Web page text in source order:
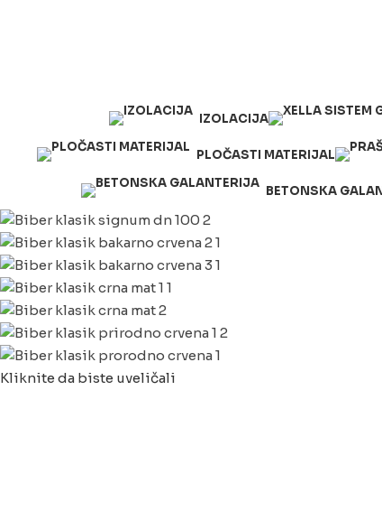
IZOLACIJA
PLOČASTI MATERIJAL
BETONSKA
Kliknite da biste uveličali